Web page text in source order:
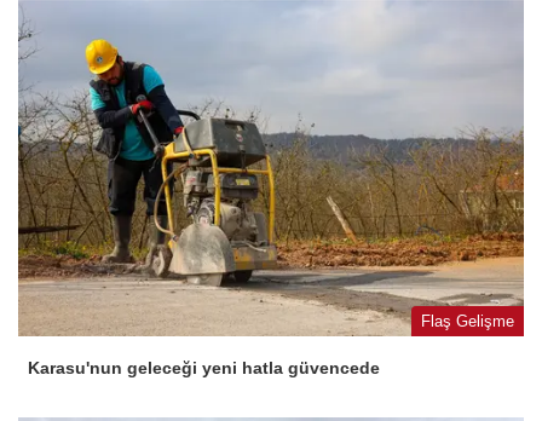
Flaş Gelişme
Karasu'nun geleceği yeni hatla güvencede